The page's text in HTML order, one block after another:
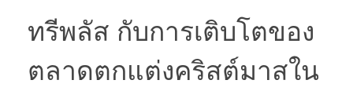
ทรีพลัส กับการเติบโตของ
ตลาดตกแต่งคริสต์มาสใน